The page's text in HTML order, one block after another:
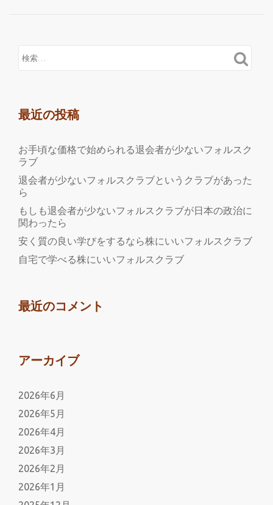
最近の投稿
お手頃な価格で始められる退会者が少ないフォルスク
ラブ
退会者が少ないフォルスクラブというクラブがあった
ら
もしも退会者が少ないフォルスクラブが日本の政治に
関わったら
安く質の良い学びをするなら株にいいフォルスクラブ
自宅で学べる株にいいフォルスクラブ
最近のコメント
アーカイブ
2026年6月
2026年5月
2026年4月
2026年3月
2026年2月
2026年1月